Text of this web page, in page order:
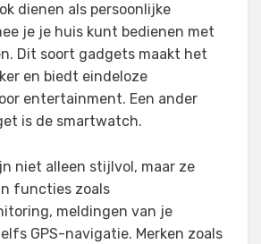
dienen als persoonlijke
je je huis kunt bedienen met
Dit soort gadgets maakt het
en biedt eindeloze
entertainment. Een ander
is de smartwatch.
niet alleen stijlvol, maar ze
functies zoals
meldingen van je
GPS-navigatie. Merken zoals